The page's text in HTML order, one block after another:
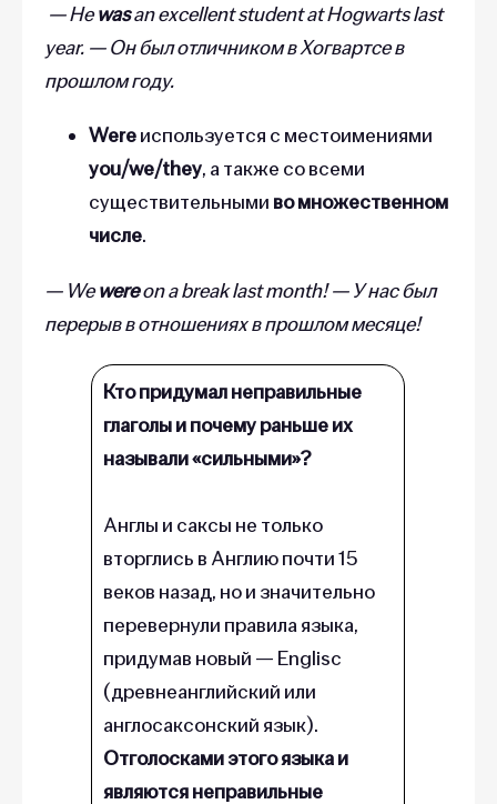
— Hewasan excellent student at Hogwarts last
year. — Он был отличником в Хогвартсе в
прошлом году.
Wereиспользуется с местоимениями
you/we/they, а также со всеми
существительными во множественном
числе.
— Wewereon a break last month! — У нас был
перерыв в отношениях в прошлом месяце!
Кто придумал неправильные
глаголы и почему раньше их
называли «сильными»?
Англы и саксы не только
вторглись в Англию почти 15
веков назад, но и значительно
перевернули правила языка,
придумав новый — Englisc
(древнеанглийский или
англосаксонский язык).
Отголосками этого языка и
являются неправильные